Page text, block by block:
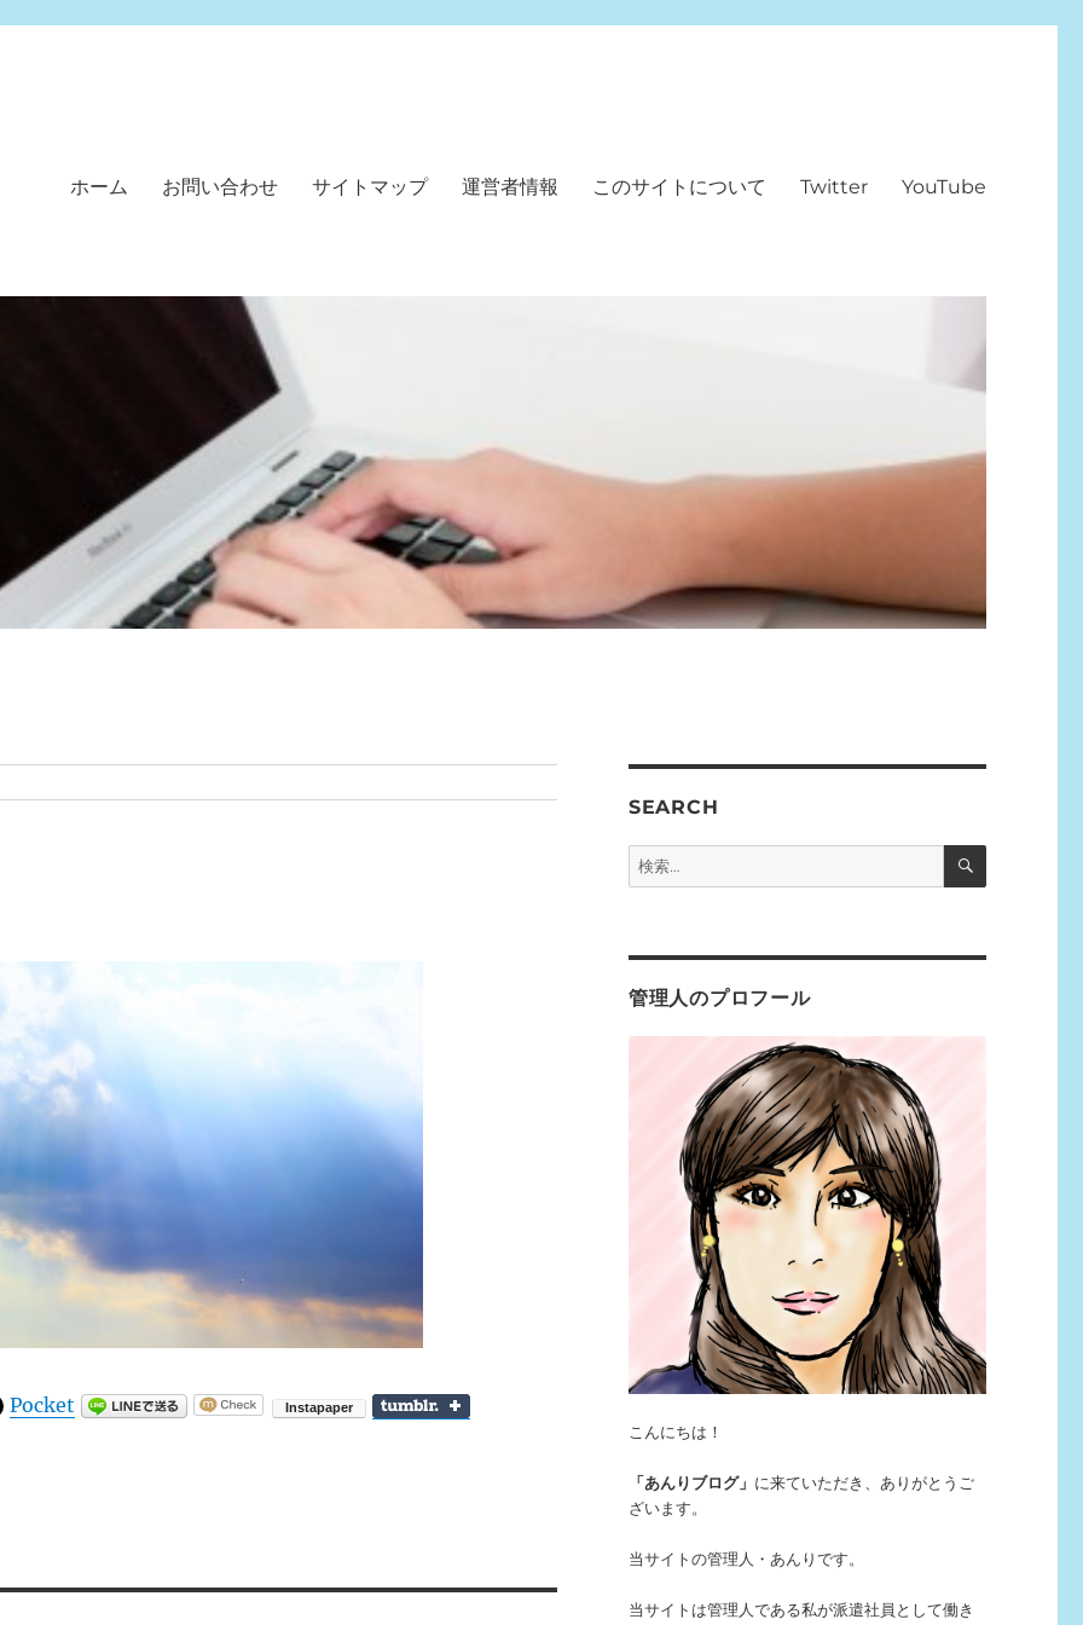
ホーム お問い合わせ サイトマップ 運営者情報 このサイトについて Twitter YouTube
Pocket
SEARCH
検
索:
検
管理人のプロフール
こんにちは！
「あんりブログ」 に来ていただき、ありがとうご
ざいます。
当サイトの管理人・あんりです。
当サイトは管理人である私が派遣社員として働き